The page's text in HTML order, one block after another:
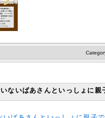
ないばあさんといっしょに